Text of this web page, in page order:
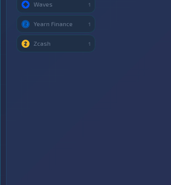
Waves 1
Yearn Finance 1
Zcash 1